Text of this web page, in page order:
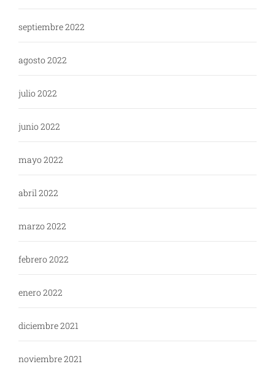
septiembre 2022
agosto 2022
julio 2022
junio 2022
mayo 2022
abril 2022
marzo 2022
febrero 2022
enero 2022
diciembre 2021
noviembre 2021